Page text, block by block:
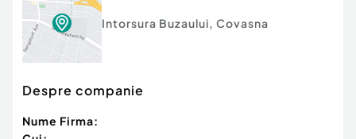
Intorsura Buzaului, Covasna
Despre companie
Nume Firma: